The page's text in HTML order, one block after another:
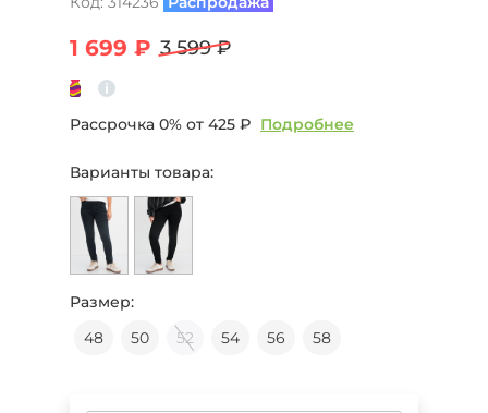
1 699 ₽ 3 599 ₽
Рассрочка 0% от 425 ₽ Подробнее
Варианты товара:
Размер:
48
50 52 54 56 58